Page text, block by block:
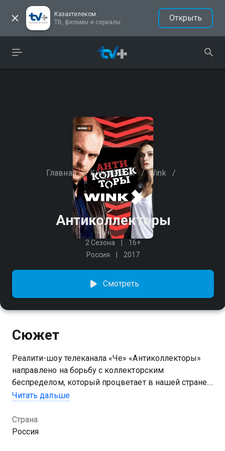
Казахтелеком
ТВ, фильмы и сериалы
Открыть
Главная / Кинотеатры / Wink /
Антиколлекторы
2 Сезона
16+
Россия
2017
Смотреть
Сюжет
Реалити-шоу телеканала «Че» «Антиколлекторы»
направлено на борьбу с коллекторским
беспределом, который процветает в нашей стране.
Как защитить себя и свою семью от произвола
собственным здоровьем, можно узнать
совершенно бесплатно, если все сезоны
Читать дальше
Страна
Россия